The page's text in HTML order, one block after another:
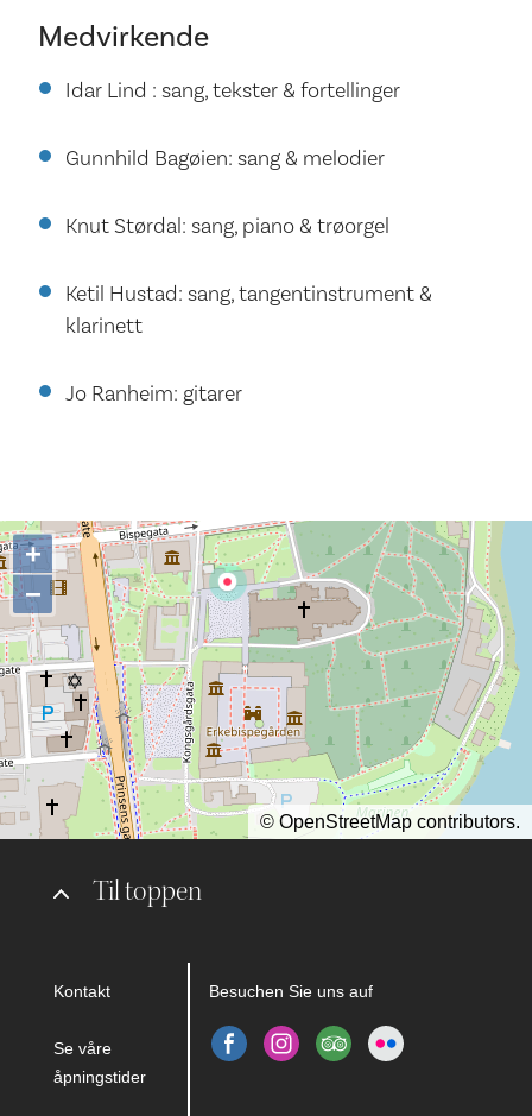
Medvirkende
Idar Lind : sang, tekster & fortellinger
Gunnhild Bagøien: sang & melodier
Knut Størdal: sang, piano & trøorgel
Ketil Hustad: sang, tangentinstrument &
klarinett
Jo Ranheim: gitarer
Til toppen
Kontakt
Se våre
åpningstider
Besuchen Sie uns auf
+
−
© OpenStreetMap contributors.